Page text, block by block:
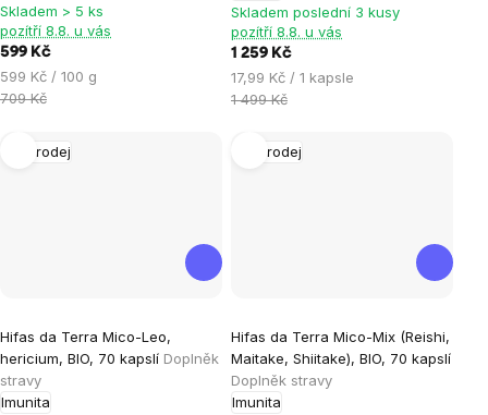
Skladem > 5 ks
pozítří 8.8. u vás
599 Kč
Měrná
cena:
599 Kč / 100 g
709 Kč
Skladem poslední 3 kusy
pozítří 8.8. u vás
1 259 Kč
Měrná
cena:
17,99 Kč / 1 kapsle
1 499 Kč
Výprodej
Hifas da Terra Mico-Leo,
hericium, BIO, 70 kapslí Doplněk
stravy
Imunita
Výprodej
Hifas da Terra Mico-Mix (Reishi,
Maitake, Shiitake), BIO, 70 kapslí
Doplněk stravy
Imunita